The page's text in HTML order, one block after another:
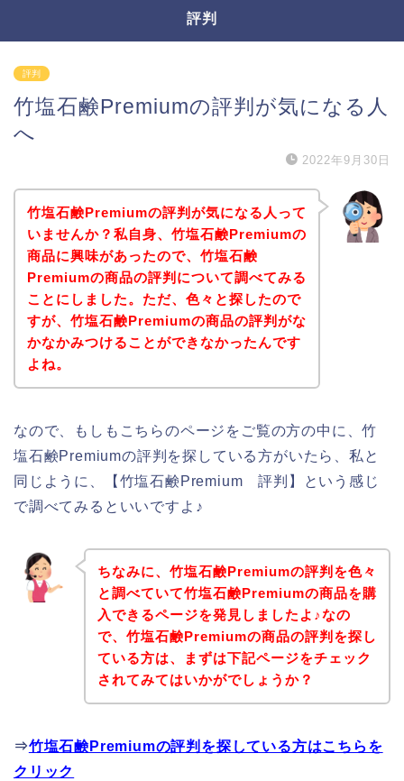
評判
評判
竹塩石鹸Premiumの評判が気になる人
へ
2022年9月30日
竹塩石鹸Premiumの評判が気になる人って
いませんか？私自身、竹塩石鹸Premiumの
商品に興味があったので、竹塩石鹸
Premiumの商品の評判について調べてみる
ことにしました。ただ、色々と探したので
すが、竹塩石鹸Premiumの商品の評判がな
かなかみつけることができなかったんです
よね。
なので、もしもこちらのページをご覧の方の中に、竹
塩石鹸Premiumの評判を探している方がいたら、私と
同じように、【竹塩石鹸Premium 評判】という感じ
で調べてみるといいですよ♪
ちなみに、竹塩石鹸Premiumの評判を色々
と調べていて竹塩石鹸Premiumの商品を購
入できるページを発見しましたよ♪なの
で、竹塩石鹸Premiumの商品の評判を探し
ている方は、まずは下記ページをチェック
されてみてはいかがでしょうか？
⇒竹塩石鹸Premiumの評判を探している方はこちらを
クリック